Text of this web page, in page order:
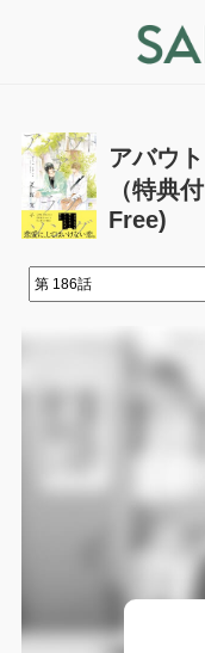
アバウ
（特典
Free)